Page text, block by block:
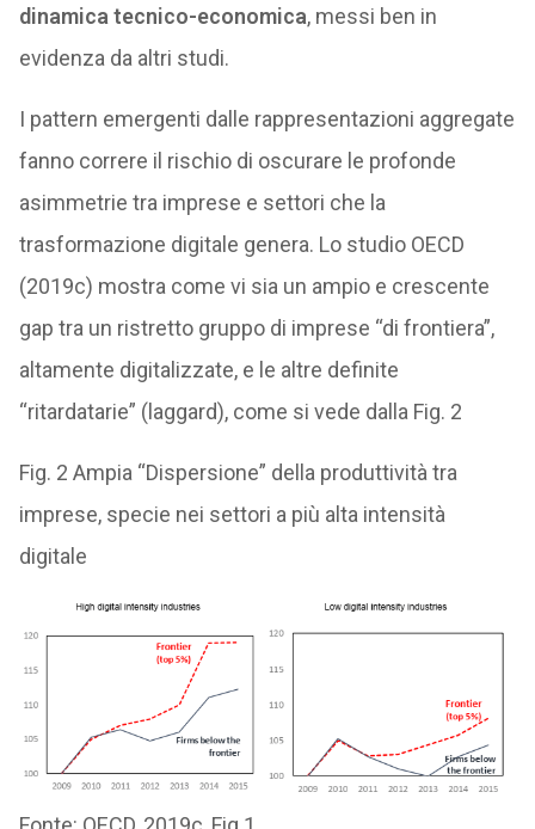
dinamica tecnico-economica, messi ben in
evidenza da altri studi.
I pattern emergenti dalle rappresentazioni aggregate
fanno correre il rischio di oscurare le profonde
asimmetrie tra imprese e settori che la
trasformazione digitale genera. Lo studio OECD
(2019c) mostra come vi sia un ampio e crescente
gap tra un ristretto gruppo di imprese “di frontiera”,
altamente digitalizzate, e le altre definite
“ritardatarie” (laggard), come si vede dalla Fig. 2
Fig. 2 Ampia “Dispersione” della produttività tra
imprese, specie nei settori a più alta intensità
digitale